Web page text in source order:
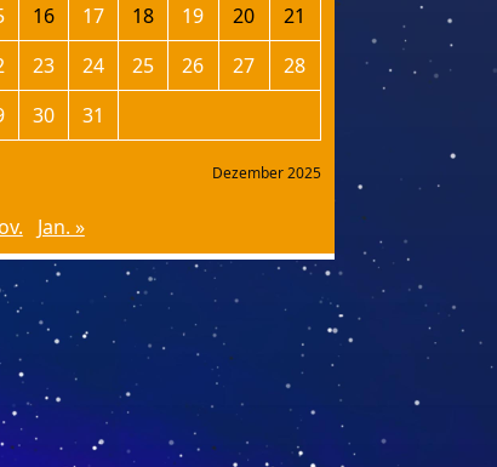
Dezember 2025
16 17 18 19 20
21
23 24 25 26 27
28
30 31
Jan. »